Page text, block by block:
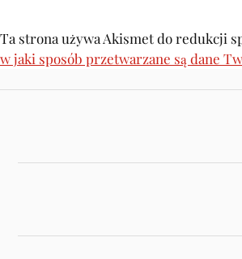
Ta strona używa Akismet do redukcji
w jaki sposób przetwarzane są dane